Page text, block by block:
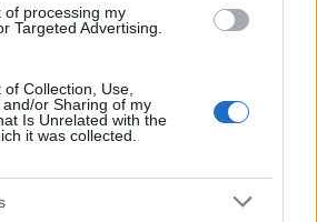
of processing my
Targeted Advertising.
Collection, Use,
or Sharing of my
Is Unrelated with the
it was collected.
nel discorso del Pd. Marattin
che per ridurre la
pensa bene di creare un
che le regioni più in ritardo
proprio quelle governate
Quanto al miraggio della
il deputato liberaldemocratico